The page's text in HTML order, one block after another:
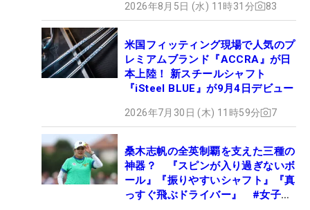
2026年8月5日 (水) 11時31分 83
米国フィッティング現場で人気のプ
レミアムブランド『ACCRA』が日
本上陸！ 新スチールシャフト
『iSteel BLUE』が9月4日デビュー
2026年7月30日 (木) 11時59分 7
桑木志帆の全英制覇を支えた三種の
神器？ 『スピンが入り過ぎないボ
ール』『振りやすいシャフト』『真
っすぐ飛ぶドライバー』 #女子プ